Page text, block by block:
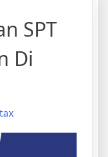
SPT
Di